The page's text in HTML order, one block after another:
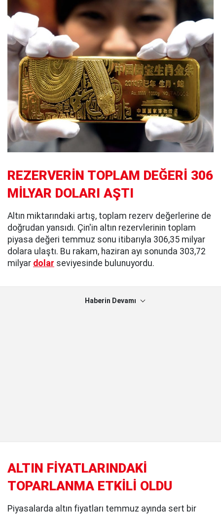
REZERVERİN TOPLAM DEĞERİ 306
MİLYAR DOLARI AŞTI
Altın miktarındaki artış, toplam rezerv değerlerine de
doğrudan yansıdı. Çin'in altın rezervlerinin toplam
piyasa değeri temmuz sonu itibarıyla 306,35 milyar
dolara ulaştı. Bu rakam, haziran ayı sonunda 303,72
milyar dolar seviyesinde bulunuyordu.
Haberin Devamı
ALTIN FİYATLARINDAKİ
TOPARLANMA ETKİLİ OLDU
Piyasalarda altın fiyatları temmuz ayında sert bir